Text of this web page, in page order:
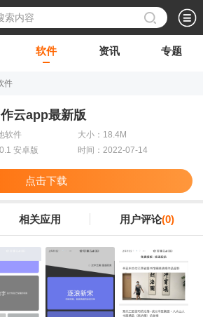
软件 资讯 专题
件
云app最新版
软件
大小：18.4M
安卓版
时间：2022-07-14
点击下载
相关应用 用户评论(0)